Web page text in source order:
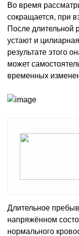
Во время
сокращается, при
После длительной
устают и
результате этого
может
временных
Длительное
напряжённом
нормального